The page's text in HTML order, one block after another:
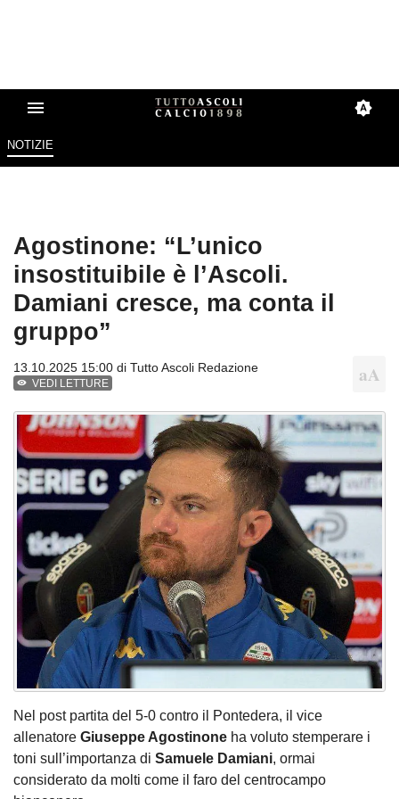
NOTIZIE
Agostinone: “L’unico
insostituibile è l’Ascoli.
Damiani cresce, ma conta il
gruppo”
13.10.2025 15:00 di Tutto Ascoli Redazione
VEDI LETTURE
Nel post partita del 5-0 contro il Pontedera, il vice
allenatore Giuseppe Agostinone ha voluto stemperare i
toni sull’importanza di Samuele Damiani, ormai
considerato da molti come il faro del centrocampo